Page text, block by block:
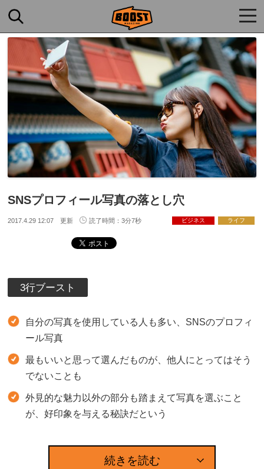
SNSプロフィール写真の落とし穴
2017.4.29 12:07 更新 読了時間：3分7秒 ビジネス ライフ
3行ブースト
自分の写真を使用している人も多い、SNSのプロフィ
ール写真
最もいいと思って選んだものが、他人にとってはそう
でないことも
外見的な魅力以外の部分も踏まえて写真を選ぶこと
が、好印象を与える秘訣だという
続きを読む